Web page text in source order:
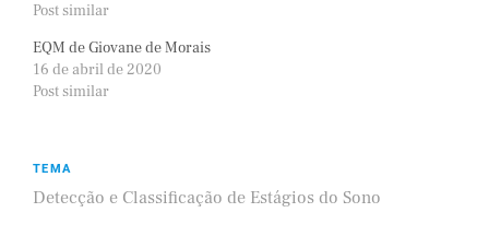
Post similar
EQM de Giovane de Morais
16 de abril de 2020
Post similar
TEMA
Detecção e Classificação de Estágios do Sono